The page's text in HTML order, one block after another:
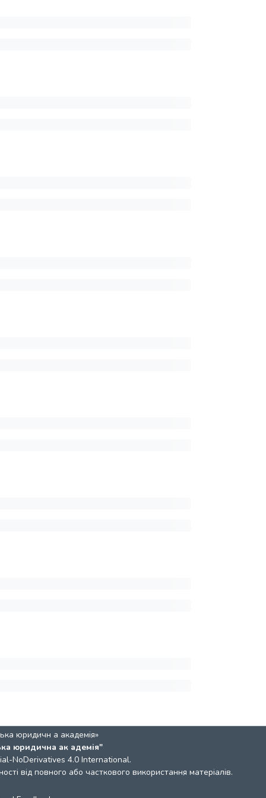
юридичн а академія»
юридична ак адемія"
NoDerivatives 4.0 International.
від повного або часткового використання матеріалів.